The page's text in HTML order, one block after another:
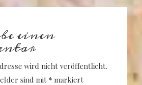
einen
wird nicht veröffentlicht.
sind mit* markiert